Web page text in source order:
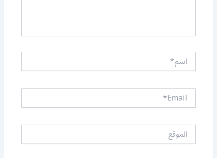
اسم*
Email*
الموقع